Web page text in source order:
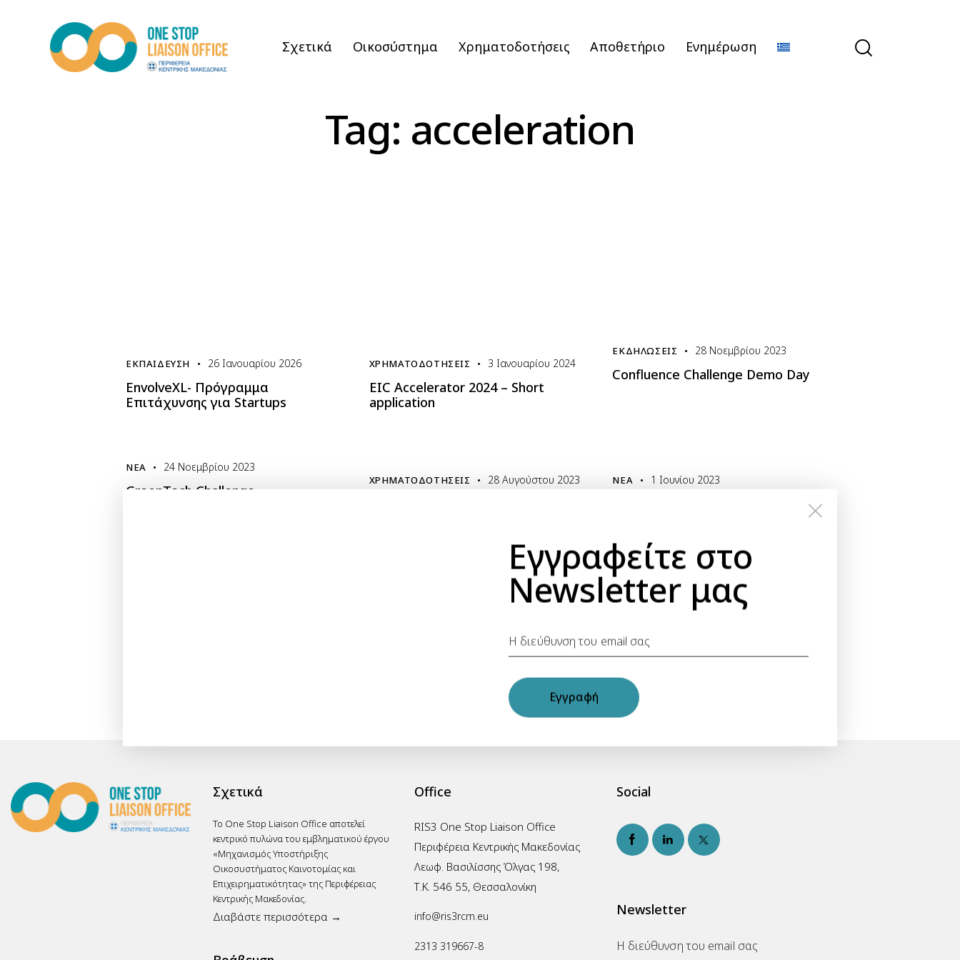
Σχετικά Οικοσύστημα Χρηματοδοτήσεις Αποθετήριο Ενημέρωση
Tag: acceleration
ΕΚΠΑΊΔΕΥΣΗ 26 Ιανουαρίου 2026
EnvolveXL- Πρόγραμμα
Επιτάχυνσης για Startups
ΧΡΗΜΑΤΟΔΟΤΉΣΕΙΣ 3 Ιανουαρίου 2024
EIC Accelerator 2024 – Short
application
ΕΚΔΗΛΏΣΕΙΣ 28 Νοεμβρίου 2023
Confluence Challenge Demo Day
ΝΈΑ 24 Νοεμβρίου 2023
GreenTech Challenge
ΧΡΗΜΑΤΟΔΟΤΉΣΕΙΣ 28 Αυγούστου 2023 ΝΈΑ 1 Ιουνίου 2023
European Startup Prize for Mobility
– For innovative startups shaping
Σχετικά
Το One Stop Liaison Office αποτελεί
κεντρικό πυλώνα του εμβληματικού έργου
«Μηχανισμός Υποστήριξης
Οικοσυστήματος Καινοτομίας και
Επιχειρηματικότητας» της Περιφέρειας
Κεντρικής Μακεδονίας.
Διαβάστε περισσότερα →
Office
RIS3 One Stop Liaison Office
Περιφέρεια Κεντρικής Μακεδονίας
Λεωφ. Βασιλίσσης Όλγας 198,
Τ.Κ. 546 55, Θεσσαλονίκη
info@ris3rcm.eu
2313 319667-8
Social
Newsletter
Εγγραφείτε στο
Newsletter μας
Εγγραφή